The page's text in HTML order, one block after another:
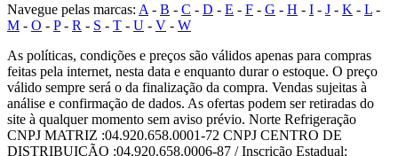
Navegue pelas marcas: A - B - C - D - E - F - G - H - I - J - K - L -
M - O - P- R - S - T - U - V - W
As políticas, condições e preços são válidos apenas para compras
feitas pela internet, nesta data e enquanto durar o estoque. O preço
válido sempre será o da finalização da compra. Vendas sujeitas à
análise e confirmação de dados. As ofertas podem ser retiradas do
site à qualquer momento sem aviso prévio. Norte Refrigeração
CNPJ MATRIZ :04.920.658.0001-72 CNPJ CENTRO DE
DISTRIBUIÇÃO :04.920.658.0006-87 / Inscrição Estadual: